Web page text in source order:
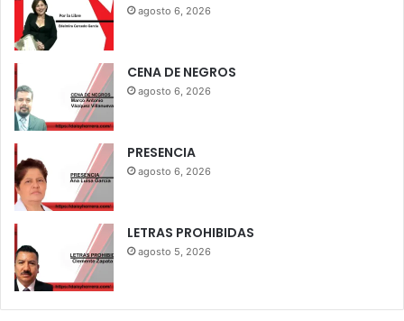
agosto 6, 2026
CENA DE NEGROS
agosto 6, 2026
PRESENCIA
agosto 6, 2026
LETRAS PROHIBIDAS
agosto 5, 2026